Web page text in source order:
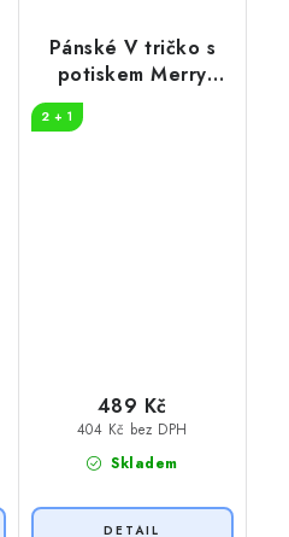
Pánské V tričko s
potiskem Merry
2 + 1
Skladem
404 Kč bez DPH
489 Kč